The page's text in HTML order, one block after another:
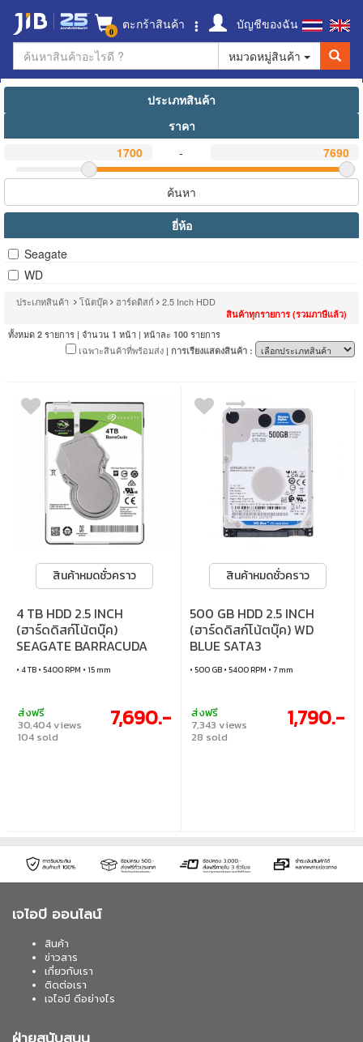
0 ตะกร้าสินค้า
บัญชีของฉัน
หมวดหมู่สินค้า
ประเภทสินค้า
ราคา
-
ค้นหา
ยี่ห้อ
Seagate
WD
ประเภทสินค้า โน้ตบุ๊ค ฮาร์ดดิสก์ 2.5 Inch HDD
สินค้าทุกรายการ (รวมภาษีแล้ว)
ทั้งหมด 2 รายการ | จำนวน 1 หน้า | หน้าละ 100 รายการ
เฉพาะสินค้าที่พร้อมส่ง | การเรียงแสดงสินค้า :
สินค้าหมดชั่วคราว
4 TB HDD 2.5 INCH
(ฮาร์ดดิสก์โน้ตบุ๊ค)
SEAGATE BARRACUDA
5400RPM SATA3
(ST4000LM024)
• 4 TB • 5400 RPM • 15 mm
ส่งฟรี
30,404 views
104 sold
7,690.-
สินค้าหมดชั่วคราว
500 GB HDD 2.5 INCH
(ฮาร์ดดิสก์โน้ตบุ๊ค) WD
BLUE SATA3
(WD5000LPZX)
• 500 GB • 5400 RPM • 7 mm
ส่งฟรี
7,343 views
28 sold
1,790.-
เจไอบี ออนไลน์
สินค้า
ข่าวสาร
เกี่ยวกับเรา
ติดต่อเรา
เจไอบี ดีอย่างไร